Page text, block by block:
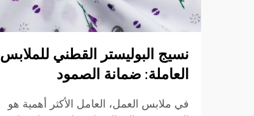
نسيج البوليستر القطني للملابس
العاملة: ضمانة الصمود
في ملابس العمل، العامل الأكثر أهمية هو